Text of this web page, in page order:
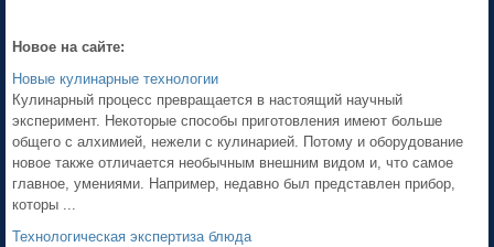
Новое на сайте:
Новые кулинарные технологии
Кулинарный процесс превращается в настоящий научный
эксперимент. Некоторые способы приготовления имеют больше
общего с алхимией, нежели с кулинарией. Потому и оборудование
новое также отличается необычным внешним видом и, что самое
главное, умениями. Например, недавно был представлен прибор,
которы ...
Технологическая экспертиза блюда